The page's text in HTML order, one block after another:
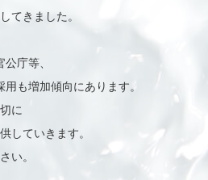
てきました。
庁等、
も増加傾向にあります。
に
していきます。
い。